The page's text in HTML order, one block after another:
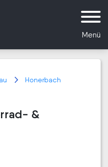
Menü
Honerbach
&